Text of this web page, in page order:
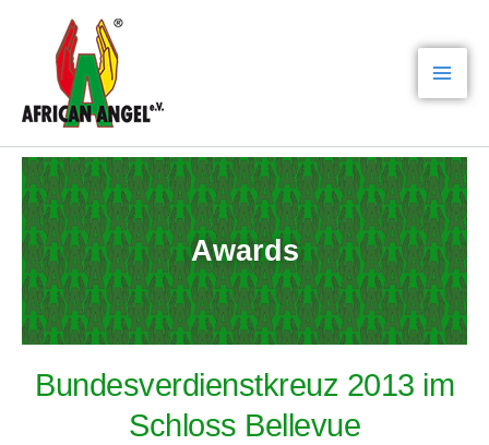
springen
Awards
Bundesverdienstkreuz 2013 im
Schloss Bellevue